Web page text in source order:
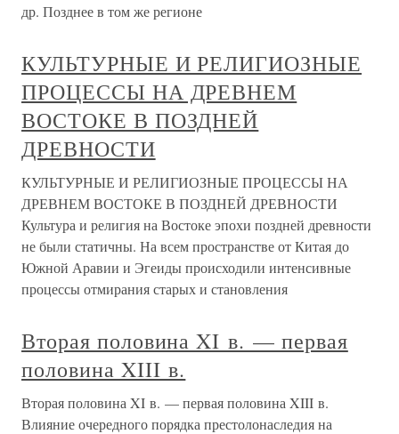
др. Позднее в том же регионе
КУЛЬТУРНЫЕ И РЕЛИГИОЗНЫЕ
ПРОЦЕССЫ НА ДРЕВНЕМ
ВОСТОКЕ В ПОЗДНЕЙ
ДРЕВНОСТИ
КУЛЬТУРНЫЕ И РЕЛИГИОЗНЫЕ ПРОЦЕССЫ НА
ДРЕВНЕМ ВОСТОКЕ В ПОЗДНЕЙ ДРЕВНОСТИ
Культура и религия на Востоке эпохи поздней древности
не были статичны. На всем пространстве от Китая до
Южной Аравии и Эгеиды происходили интенсивные
процессы отмирания старых и становления
Вторая половина XI в. — первая
половина XIII в.
Вторая половина XI в. — первая половина XIII в.
Влияние очередного порядка престолонаследия на